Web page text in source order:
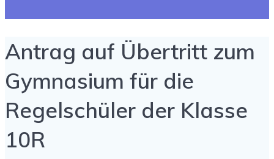
Antrag auf Übertritt zum
Gymnasium für die
Regelschüler der Klasse
10R